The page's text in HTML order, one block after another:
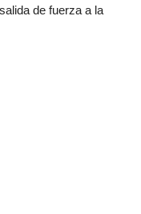
de fuerza a la